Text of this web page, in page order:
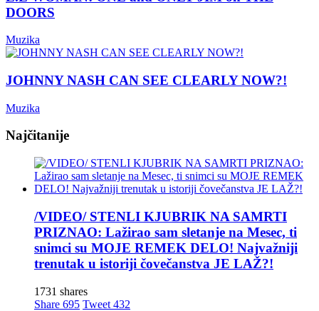
DOORS
Muzika
JOHNNY NASH CAN SEE CLEARLY NOW?!
Muzika
Najčitanije
/VIDEO/ STENLI KJUBRIK NA SAMRTI
PRIZNAO: Lažirao sam sletanje na Mesec, ti
snimci su MOJE REMEK DELO! Najvažniji
trenutak u istoriji čovečanstva JE LAŽ?!
1731 shares
Share 695 Tweet 432